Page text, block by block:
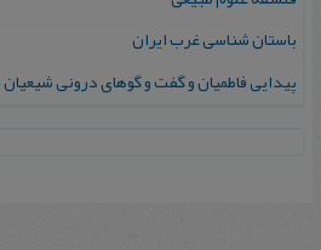
باستان شناسی غرب ایران
پیدایی فاطمیان و گفت و گوهای درونی شیعیان